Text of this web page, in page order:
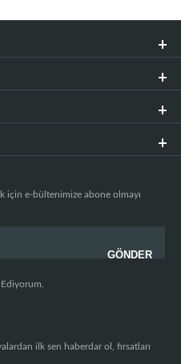
için e-bültenimize abone olmayı
ilk sen haberdar ol, fırsatları